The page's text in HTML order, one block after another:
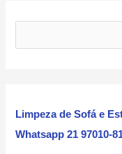
s
i
s
Limpeza de Sofá e
Whatsapp 21 97010-